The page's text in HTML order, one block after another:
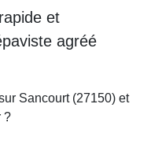
et
agréé
Sancourt (27150) et
?